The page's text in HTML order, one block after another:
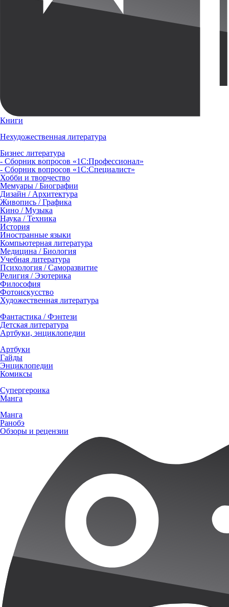
Книги
Нехудожественная литература
Бизнес литература
- Сборник вопросов «1С:Профессионал»
- Сборник вопросов «1С:Специалист»
Хобби и творчество
Мемуары / Биографии
Дизайн / Архитектура
Живопись / Графика
Кино / Музыка
Наука / Техника
История
Иностранные языки
Компьютерная литература
Медицина / Биология
Учебная литература
Психология / Саморазвитие
Религия / Эзотерика
Философия
Фотоискусство
Художественная литература
Фантастика / Фэнтези
Детская литература
Артбуки, энциклопедии
Артбуки
Гайды
Энциклопедии
Комиксы
Супергероика
Манга
Манга
Ранобэ
Обзоры и рецензии